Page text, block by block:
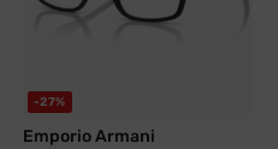
-27%
Emporio Armani